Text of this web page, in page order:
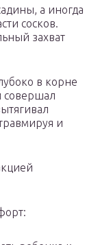
а иногда
сосков.
захват
в корне
совершал
и